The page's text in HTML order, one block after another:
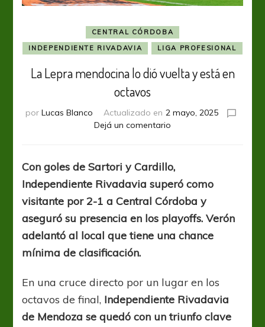
CENTRAL CÓRDOBA
INDEPENDIENTE RIVADAVIA
LIGA PROFESIONAL
La Lepra mendocina lo dió vuelta y está en
octavos
por Lucas Blanco Actualizado en 2 mayo, 2025
Dejá un comentario
lo
dió
vuelta
está
en
Con goles de Sartori y Cardillo,
Independiente Rivadavia superó como
visitante por 2-1 a Central Córdoba y
aseguró su presencia en los playoffs. Verón
adelantó al local que tiene una chance
mínima de clasificación.
En una cruce directo por un lugar en los
octavos de final, Independiente Rivadavia
de Mendoza se quedó con un triunfo clave